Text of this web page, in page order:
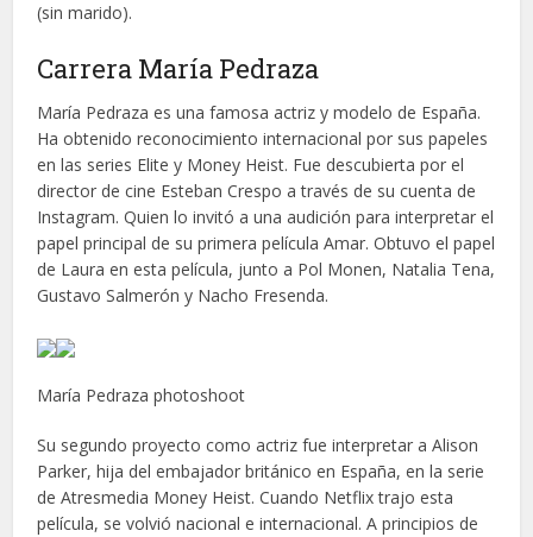
(sin marido).
Carrera María Pedraza
María Pedraza es una famosa actriz y modelo de España.
Ha obtenido reconocimiento internacional por sus papeles
en las series Elite y Money Heist. Fue descubierta por el
director de cine Esteban Crespo a través de su cuenta de
Instagram. Quien lo invitó a una audición para interpretar el
papel principal de su primera película Amar. Obtuvo el papel
de Laura en esta película, junto a Pol Monen, Natalia Tena,
Gustavo Salmerón y Nacho Fresenda.
María Pedraza photoshoot
Su segundo proyecto como actriz fue interpretar a Alison
Parker, hija del embajador británico en España, en la serie
de Atresmedia Money Heist. Cuando Netflix trajo esta
película, se volvió nacional e internacional. A principios de